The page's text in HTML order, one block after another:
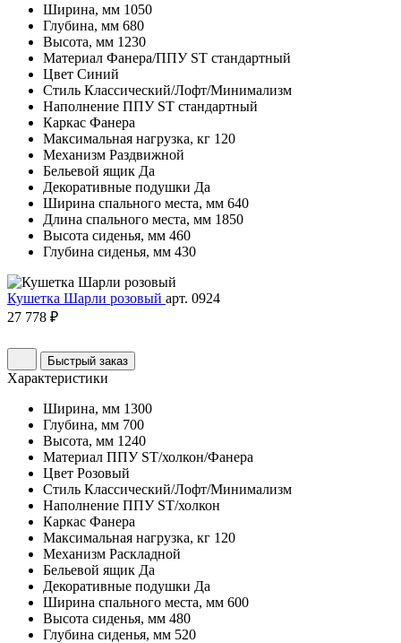
Ширина, мм 1050
Глубина, мм 680
Высота, мм 1230
Материал Фанера/ППУ ST стандартный
Цвет Синий
Стиль Классический/Лофт/Минимализм
Наполнение ППУ ST стандартный
Каркас Фанера
Максимальная нагрузка, кг 120
Механизм Раздвижной
Бельевой ящик Да
Декоративные подушки Да
Ширина спального места, мм 640
Длина спального места, мм 1850
Высота сиденья, мм 460
Глубина сиденья, мм 430
Кушетка Шарли розовый арт. 0924
27 778 ₽
Быстрый заказ
Характеристики
Ширина, мм 1300
Глубина, мм 700
Высота, мм 1240
Материал ППУ ST/холкон/Фанера
Цвет Розовый
Стиль Классический/Лофт/Минимализм
Наполнение ППУ ST/холкон
Каркас Фанера
Максимальная нагрузка, кг 120
Механизм Раскладной
Бельевой ящик Да
Декоративные подушки Да
Ширина спального места, мм 600
Высота сиденья, мм 480
Глубина сиденья, мм 520